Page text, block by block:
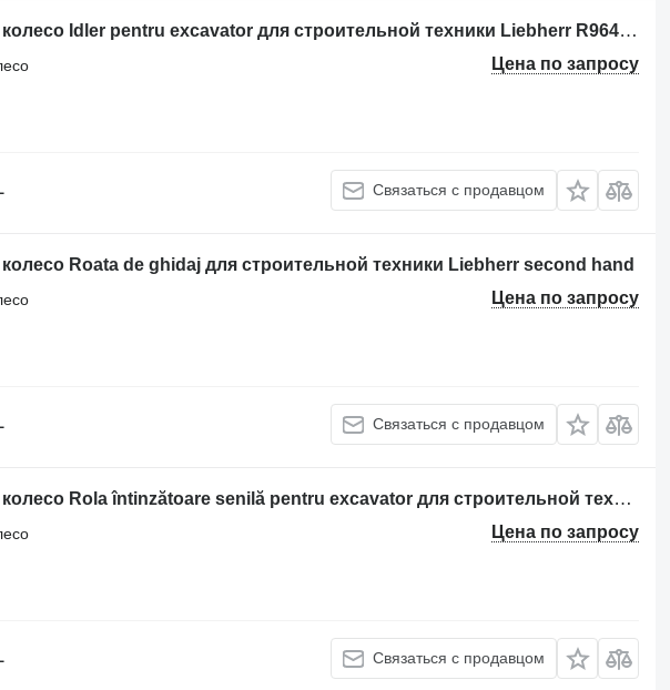
Направляющее колесо Idler pentru excavator для строительной техники Liebherr R964 – Piese de schimb de calitate
Цена по запросу
Связаться с продавцом
Roata de ghidaj для строительной техники Liebherr second hand
Цена по запросу
Связаться с продавцом
Направляющее колесо Rola întinzătoare senilă pentru excavator для строительной техники Liebherr R901B, R901BLC, R901C, R902 Litronic, R902B, R902HD Litronic
Цена по запросу
Связаться с продавцом